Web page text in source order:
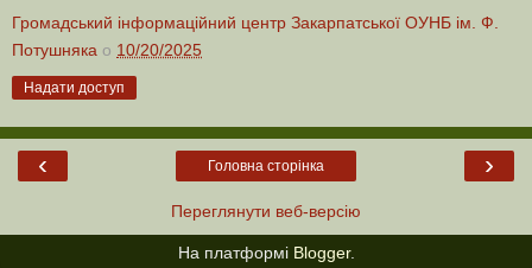
Громадський інформаційний центр Закарпатської ОУНБ ім. Ф.
Потушняка о 10/20/2025
Надати доступ
‹ ›
Головна сторінка
Переглянути веб-версію
На платформі Blogger.